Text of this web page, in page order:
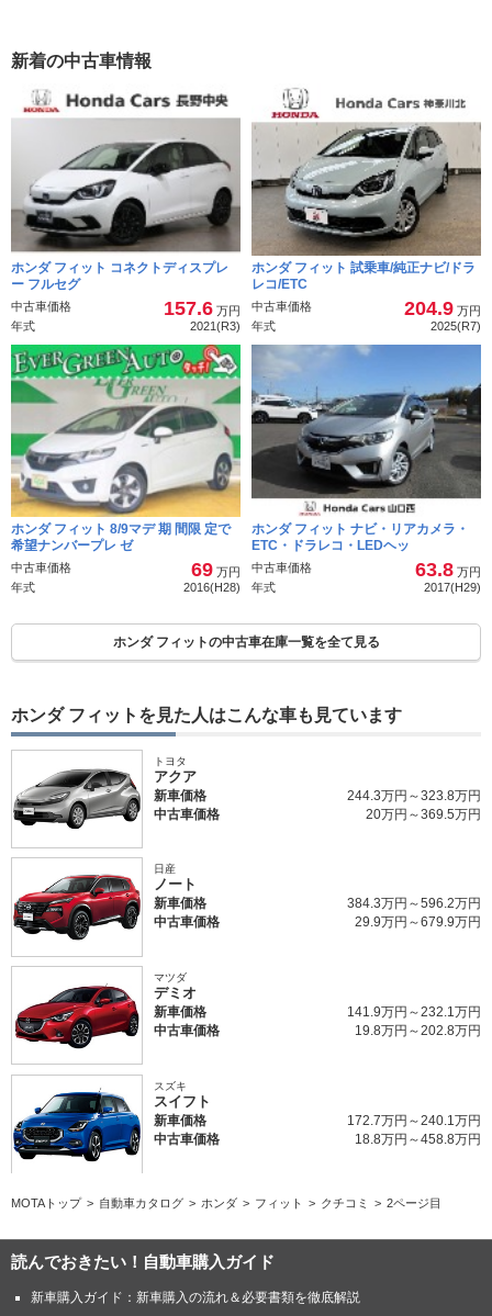
新着の中古車情報
ホンダ フィット コネクトディスプレ
ー フルセグ
中古車価格 157.6 万円
年式
2021(R3)
ホンダ フィット 試乗車/純正ナビ/ドラ
レコ/ETC
中古車価格 204.9 万円
年式
2025(R7)
ホンダ フィット 8/9マデ 期 間限 定で
希望ナンバープレ ゼ
中古車価格 69 万円
年式
2016(H28)
ホンダ フィット ナビ・リアカメラ・
ETC・ドラレコ・LEDヘッ
中古車価格 63.8 万円
年式
2017(H29)
ホンダ フィットの中古車在庫一覧を全て見る
ホンダ フィットを見た人はこんな車も見ています
トヨタ
アクア
新車価格
244.3万円～323.8万円
中古車価格
20万円～369.5万円
日産
ノート
新車価格
384.3万円～596.2万円
中古車価格
29.9万円～679.9万円
マツダ
デミオ
新車価格
141.9万円～232.1万円
中古車価格
19.8万円～202.8万円
スズキ
スイフト
新車価格
172.7万円～240.1万円
中古車価格
18.8万円～458.8万円
MOTAトップ 自動車カタログ ホンダ フィット クチコミ 2ページ目
読んでおきたい！自動車購入ガイド
新車購入ガイド：新車購入の流れ＆必要書類を徹底解説